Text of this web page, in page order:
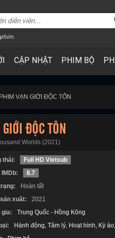
CẬP NHẬT PHIM BỘ
VẠN GIỚI ĐỘC TÔN
ĐỘC TÔN
Worlds (2021)
thái:
Full HD Vietsub
8.7
Hoàn tất
xuất:
2021
gia:
Trung Quốc - Hồng Kông
Hành động Tâm lý Hoạt hình Kỳ ảo